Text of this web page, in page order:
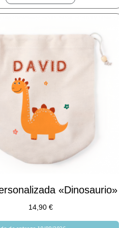
«Dinosaurio»
14,90 €